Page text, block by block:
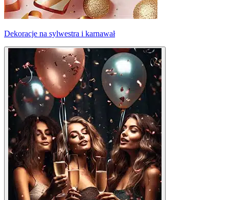
Dekoracje na sylwestra i karnawał